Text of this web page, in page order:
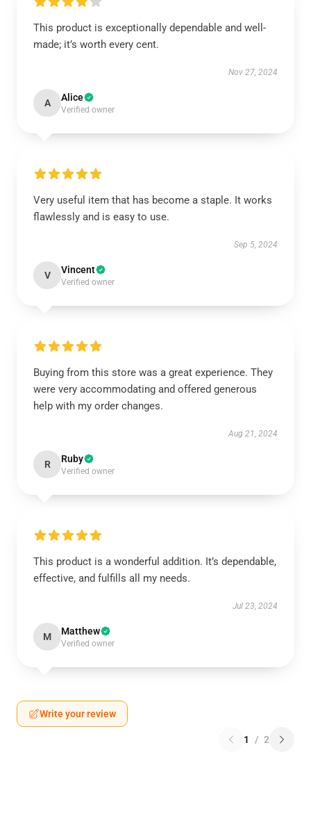
This product is exceptionally dependable and well-
made; it’s worth every cent.
Nov 27, 2024
A Alice
Verified owner
Very useful item that has become a staple. It works
flawlessly and is easy to use.
Sep 5, 2024
V Vincent
Verified owner
Buying from this store was a great experience. They
were very accommodating and offered generous
help with my order changes.
Aug 21, 2024
R Ruby
Verified owner
This product is a wonderful addition. It’s dependable,
effective, and fulfills all my needs.
Jul 23, 2024
M Matthew
Verified owner
Write your review
1 / 2